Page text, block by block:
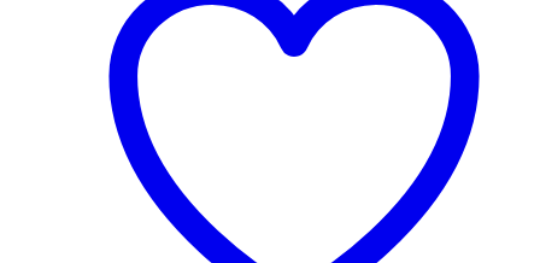
varianter.
Mulighederne